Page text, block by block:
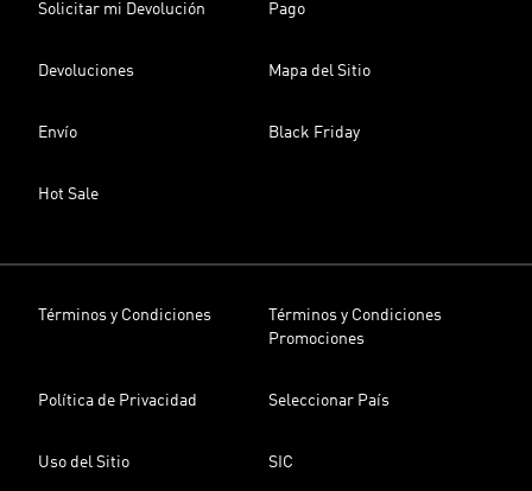
Solicitar mi Devolución Pago
Devoluciones Mapa del Sitio
Envío Black Friday
Hot Sale
Términos y Condiciones
Términos y Condiciones
Promociones
Política de Privacidad Seleccionar País
Uso del Sitio SIC